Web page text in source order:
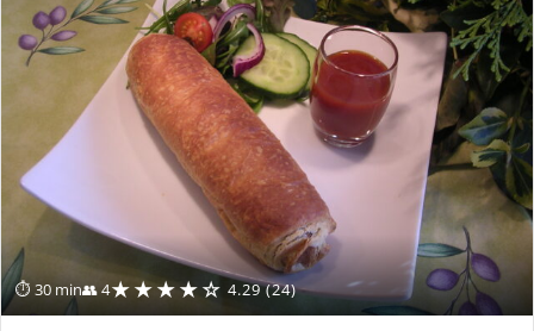
⏱ 30 min👥 4★★★★☆ 4.29 (24)